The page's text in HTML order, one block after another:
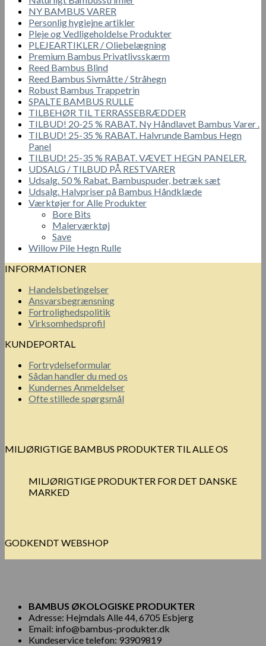
NY BAMBUS VARER
Personlig hygiejne artikler
Pleje og Vedligeholdelse Produkter
PLEJEARTIKLER / Oliebelægning
Premium Bambus Privatlivsskærm
Reed Bambus Blind
Reed Bambus Sivmåtte / Stråhegn
Robust Bambus Trappetrin
SPALTE BAMBUS RULLE
TILBEHØR TIL TERRASSEBRÆDDER
TILBUD! 20-25 % RABAT. Ny Håndlavet Bambus Varer .
TILBUD! 25-35 % RABAT. Halvrunde Bambus Hegn
Panel
TILBUD! 25-35 % RABAT. VÆVET HEGN PANELER.
UDSALG / TILBUD PÅ RESTVARER
Udsalg. 50 % Rabat. Bambuspuder, betræk sæt
Udsalg. Halvpriser på Bambus Håndklæde
Værktøjer for Alle Produkter
Bore Bits
Malerværktøj
Save
Willow Pile Hegn Rulle
INFORMATIONER
Handelsbetingelser
Ansvarsbegrænsning
Fortrolighedspolitik
Virksomhedsprofil
KUNDEPORTAL
Fortrydelseformular
Sådan handler du med os
Kundernes Anmeldelser
Ofte stillede spørgsmål
MILJØRIGTIGE BAMBUS PRODUKTER TIL ALLE OS
MILJØRIGTIGE PRODUKTER FOR DET DANSKE
MARKED
GODKENDT WEBSHOP
BAMBUS ØKOLOGISKE PRODUKTER
Adresse: Hejmdals Alle 44, 6705 Esbjerg
Email: info@bambus-produkter.dk
Kundeservice telefon: 93909819